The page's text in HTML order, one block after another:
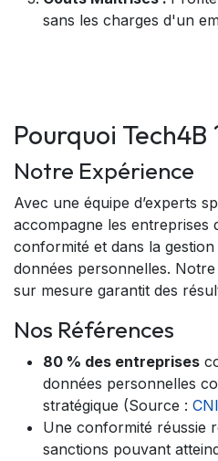
sans les charges d'un
Pourquoi Tech4B
Notre Expérience
Avec une équipe d’experts
accompagne les entreprises
conformité et dans la
données personnelles.
sur mesure garantit des
Nos Références
80 % des entreprises
données personnelles
stratégique (Source :
Une conformité réussie
sanctions pouvant